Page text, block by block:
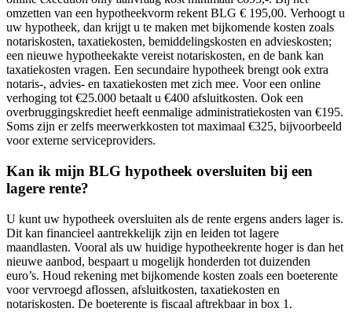
omzetten van een hypotheekvorm rekent BLG € 195,00. Verhoogt u
uw hypotheek, dan krijgt u te maken met bijkomende kosten zoals
notariskosten, taxatiekosten, bemiddelingskosten en advieskosten;
een nieuwe hypotheekakte vereist notariskosten, en de bank kan
taxatiekosten vragen. Een secundaire hypotheek brengt ook extra
notaris-, advies- en taxatiekosten met zich mee. Voor een online
verhoging tot €25.000 betaalt u €400 afsluitkosten. Ook een
overbruggingskrediet heeft eenmalige administratiekosten van €195.
Soms zijn er zelfs meerwerkkosten tot maximaal €325, bijvoorbeeld
voor externe serviceproviders.
Kan ik mijn BLG hypotheek oversluiten bij een
lagere rente?
U kunt uw hypotheek oversluiten als de rente ergens anders lager is.
Dit kan financieel aantrekkelijk zijn en leiden tot lagere
maandlasten. Vooral als uw huidige hypotheekrente hoger is dan het
nieuwe aanbod, bespaart u mogelijk honderden tot duizenden
euro’s. Houd rekening met bijkomende kosten zoals een boeterente
voor vervroegd aflossen, afsluitkosten, taxatiekosten en
notariskosten. De boeterente is fiscaal aftrekbaar in box 1.